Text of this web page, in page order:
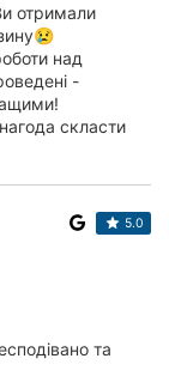
отримали
над
-
скласти
5.0
та